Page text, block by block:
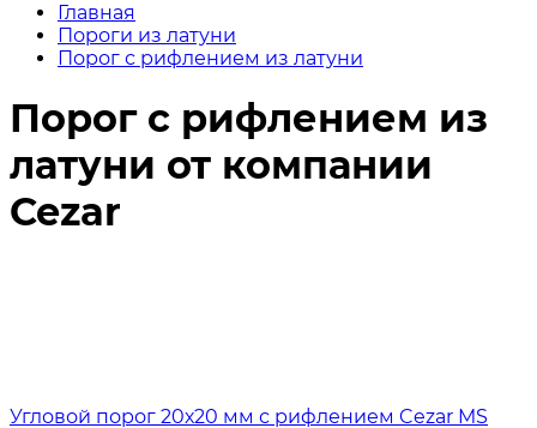
Главная
Пороги из латуни
Порог с рифлением из латуни
Порог с рифлением из
латуни от компании
Cezar
Угловой порог 20х20 мм с рифлением Cezar MS